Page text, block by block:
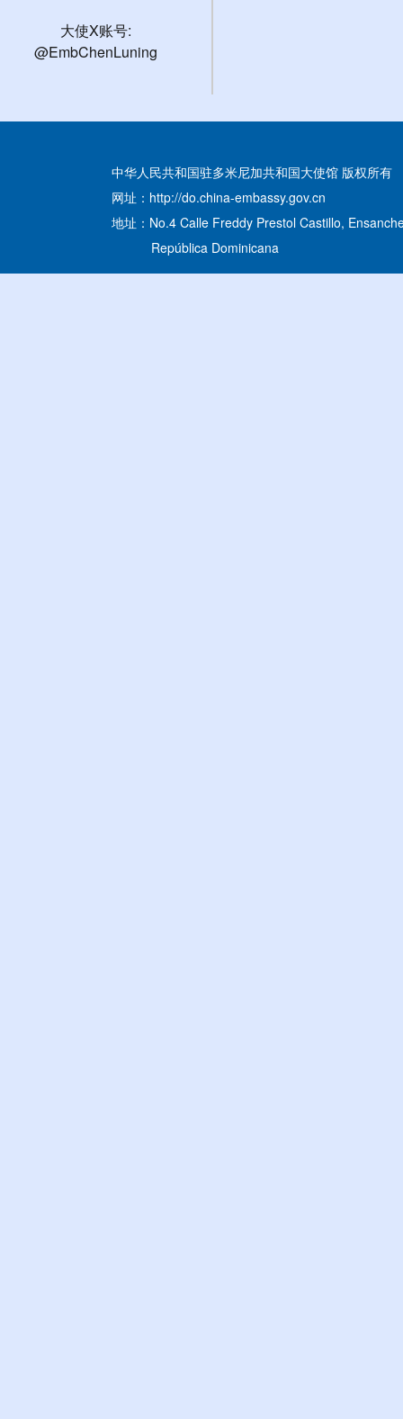
大使X账号:
@EmbChenLuning
中华人民共和国驻多米尼加共和国大使馆 版权所有
网址：http://do.china-embassy.gov.cn
地址：No.4 Calle Freddy Prestol Castillo,
República Dominicana